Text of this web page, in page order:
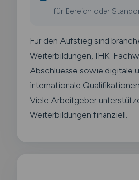
für Bereich oder
Für den Aufstieg sind
Weiterbildungen, IHK-
Abschluesse sowie digitale
internationale
Viele Arbeitgeber
Weiterbildungen finanziell.